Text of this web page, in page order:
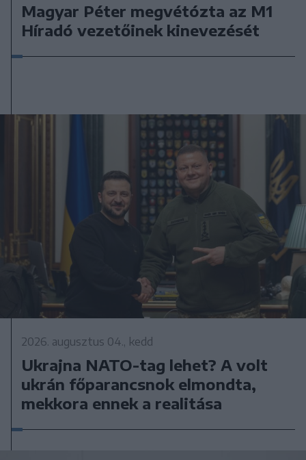
Magyar Péter megvétózta az M1
Híradó vezetőinek kinevezését
2026. augusztus 04., kedd
Ukrajna NATO-tag lehet? A volt
ukrán főparancsnok elmondta,
mekkora ennek a realitása